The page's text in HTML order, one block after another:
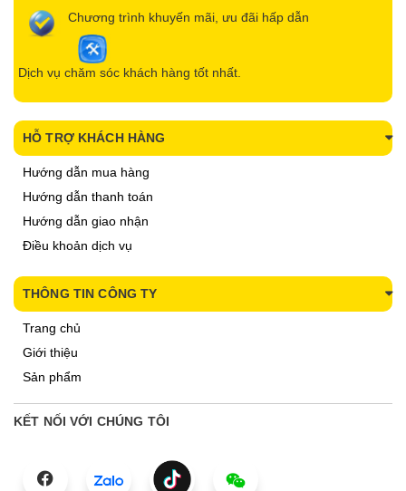
Chương trình khuyến mãi, ưu đãi hấp dẫn
Dịch vụ chăm sóc khách hàng tốt nhất.
HỖ TRỢ KHÁCH HÀNG
Hướng dẫn mua hàng
Hướng dẫn thanh toán
Hướng dẫn giao nhận
Điều khoản dịch vụ
THÔNG TIN CÔNG TY
Trang chủ
Giới thiệu
Sản phẩm
KẾT NỐI VỚI CHÚNG TÔI